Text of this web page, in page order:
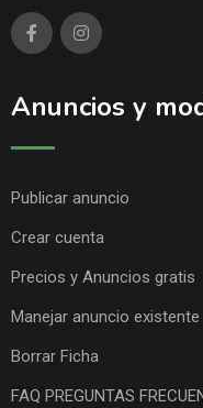
Anuncios y
Publicar anuncio
Crear cuenta
Precios y Anuncios gratis
Manejar anuncio existente
Borrar Ficha
FAQ PREGUNTAS